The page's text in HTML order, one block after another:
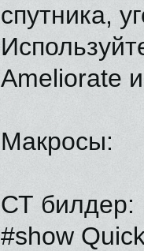
спутника,
Ameliorate
Макросы:
СТ билдер:
#show